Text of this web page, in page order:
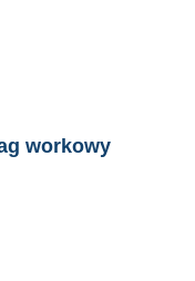
workowy